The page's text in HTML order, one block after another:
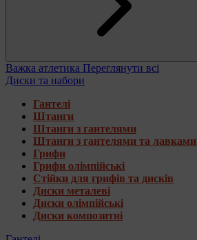
Важка атлетика Переглянути всі
Диски та набори
Гантелі
Штанги
Штанги з гантелями
Штанги з гантелями та лавками
Грифи
Грифи олімпійські
Стійки для грифів та дисків
Диски металеві
Диски олімпійські
Диски композитні